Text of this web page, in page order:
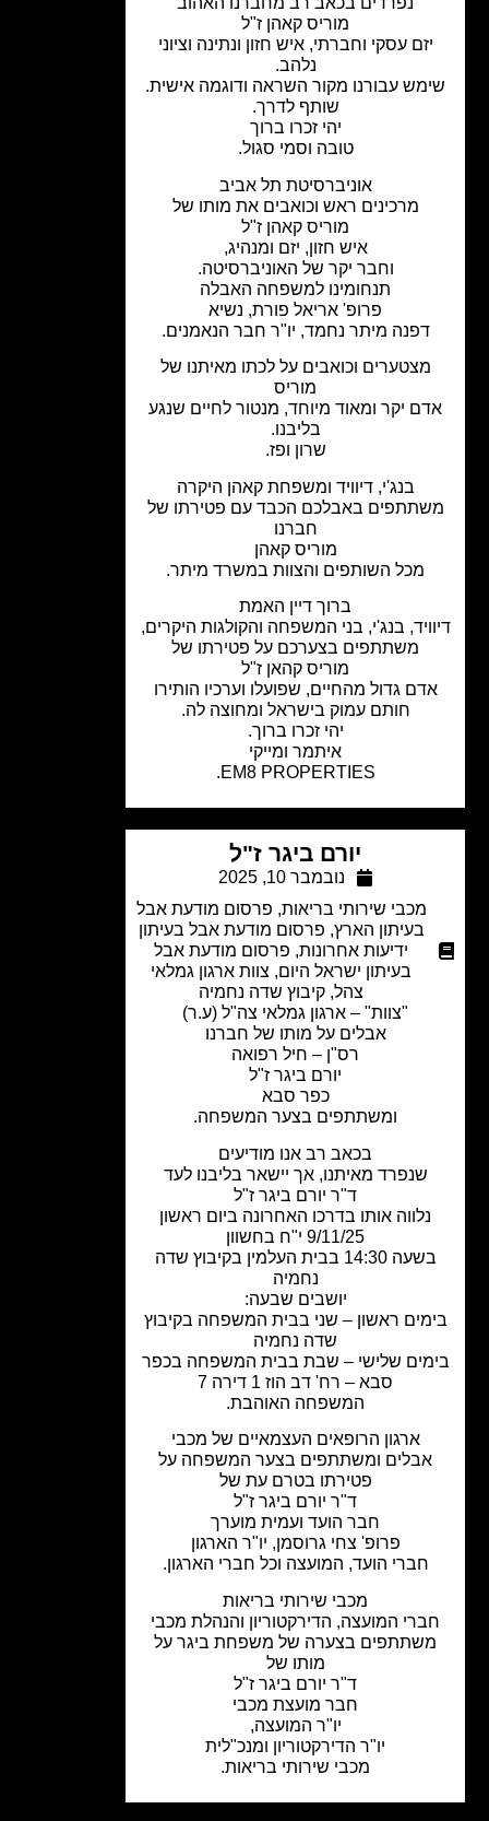
מוריס קאהן ז"ל
יזם עסקי וחברתי, איש חזון ונתינה וציוני
עבורנו מקור השראה ודוגמה אישית.
שותף לדרך.
יהי זכרו ברוך
טובה וסמי סגול.
אוניברסיטת תל אביב
מרכינים ראש וכואבים את מותו של
מוריס קאהן ז"ל
איש חזון, יזם ומנהיג,
וחבר יקר של האוניברסיטה.
תנחומינו למשפחה האבלה
פרופ' אריאל פורת, נשיא
דפנה מיתר נחמד, יו"ר חבר הנאמנים.
מצטערים וכואבים על לכתו מאיתנו של
יקר ומאוד מיוחד, מנטור לחיים שנגע
שרון ופז.
בנג'י, דיוויד ומשפחת קאהן היקרה
באבלכם הכבד עם פטירתו של
מוריס קאהן
מכל השותפים והצוות במשרד מיתר.
ברוך דיין האמת
בנג'י, בני המשפחה והקולגות היקרים,
משתתפים בצערכם על פטירתו של
מוריס קהאן ז"ל
גדול מהחיים, שפועלו וערכיו הותירו
חותם עמוק בישראל ומחוצה לה.
יהי זכרו ברוך.
איתמר ומייקי
EM8 PROPERTIES.
יורם ביגר ז"ל
נובמבר 10, 2025
מכבי שירותי בריאות ,פרסום מודעת אבל
בעיתון הארץ,פרסום מודעת אבל בעיתון
ידיעות אחרונות,פרסום מודעת אבל
בעיתון ישראל היום,צוות ארגון גמלאי
קיבוץ שדה נחמיה
"צוות" – ארגון גמלאי צה"ל (ע.ר)
אבלים על מותו של חברנו
רס"ן – חיל רפואה
יורם ביגר ז"ל
כפר סבא
ומשתתפים בצער המשפחה.
בכאב רב אנו מודיעים
שנפרד מאיתנו, אך יישאר בליבנו לעד
ד"ר יורם ביגר ז"ל
נלווה אותו בדרכו האחרונה ביום ראשון
9/11/25 י"ח בחשוון
בשעה 14:30 בבית העלמין בקיבוץ שדה
יושבים שבעה:
ראשון – שני בבית המשפחה בקיבוץ
שדה נחמיה
שלישי – שבת בבית המשפחה בכפר
סבא – רח' דב הוז 1 דירה 7
המשפחה האוהבת.
ארגון הרופאים העצמאיים של מכבי
אבלים ומשתתפים בצער המשפחה על
פטירתו בטרם עת של
ד"ר יורם ביגר ז"ל
חבר הועד ועמית מוערך
פרופ' צחי גרוסמן, יו"ר הארגון
חברי הועד, המועצה וכל חברי הארגון.
מכבי שירותי בריאות
המועצה, הדירקטוריון והנהלת מכבי
בצערה של משפחת ביגר על
מותו של
ד"ר יורם ביגר ז"ל
חבר מועצת מכבי
יו"ר המועצה,
יו"ר הדירקטוריון ומנכ"לית
מכבי שירותי בריאות.